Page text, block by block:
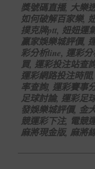
獎號碼直播, 大樂
如何破解百家樂,
撲克牌ptt, 妞妞運
贏家娛樂城評價,
彩分析line, 運彩分
買, 運彩投注站查
運彩網路投注時間,
率查詢, 運彩賽事
足球討論, 運彩足
發娛樂城評價, 金
競運彩下注, 電競
麻將現金版, 麻將